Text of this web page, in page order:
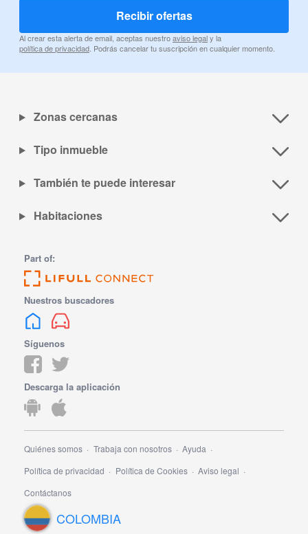
Recibir ofertas
Al crear esta alerta de email, aceptas nuestroaviso legaly la
política de privacidad. Podrás cancelar tu suscripción en cualquier momento.
Zonas cercanas
Tipo inmueble
También te puede interesar
Habitaciones
Part of:
Nuestros buscadores
Síguenos
Descarga la aplicación
Quiénes somos Trabaja con nosotros
Ayuda
Política de privacidad
Política de Cookies
Aviso legal
Contáctanos
COLOMBIA